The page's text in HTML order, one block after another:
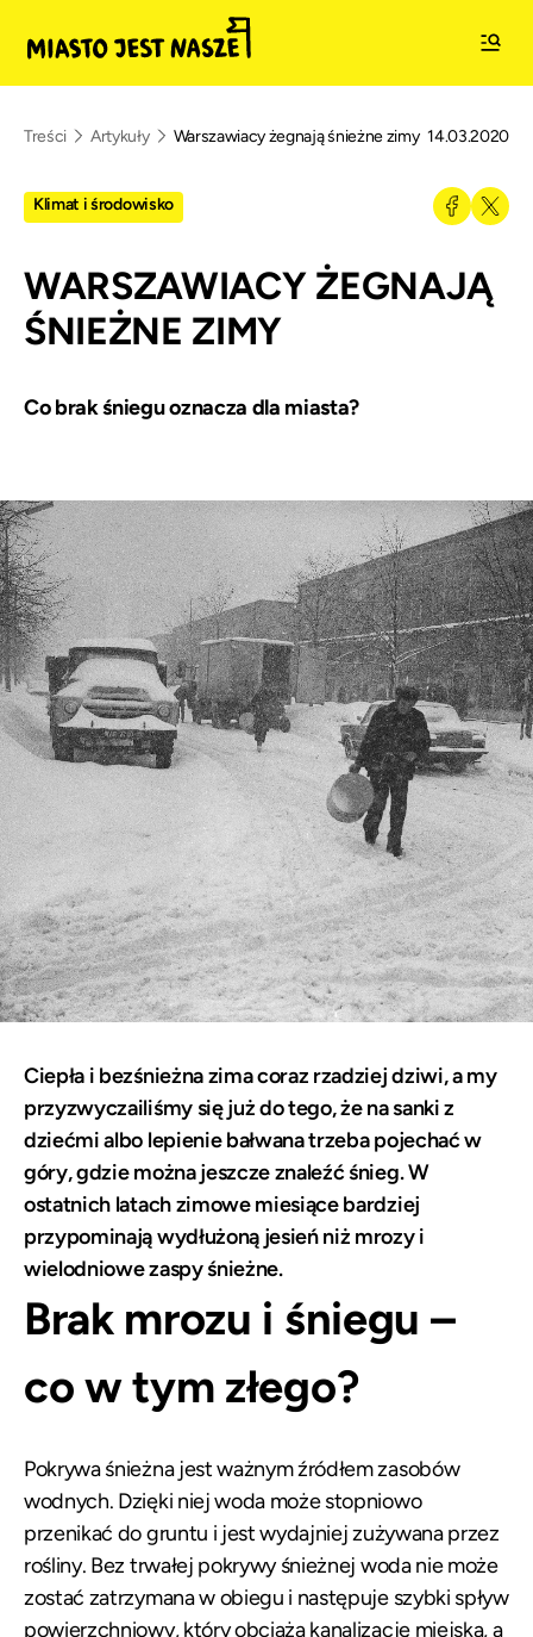
Treści Artykuły Warszawiacy żegnają śnieżne zimy 14.03.2020
Klimat i środowisko
WARSZAWIACY ŻEGNAJĄ
ŚNIEŻNE ZIMY
Co brak śniegu oznacza dla miasta?
Ciepła i bezśnieżna zima coraz rzadziej dziwi, a my
przyzwyczailiśmy się już do tego, że na sanki z
dziećmi albo lepienie bałwana trzeba pojechać w
góry, gdzie można jeszcze znaleźć śnieg. W
ostatnich latach zimowe miesiące bardziej
przypominają wydłużoną jesień niż mrozy i
wielodniowe zaspy śnieżne.
Brak mrozu i śniegu –
co w tym złego?
Pokrywa śnieżna jest ważnym źródłem zasobów
wodnych. Dzięki niej woda może stopniowo
przenikać do gruntu i jest wydajniej zużywana przez
rośliny. Bez trwałej pokrywy śnieżnej woda nie może
zostać zatrzymana w obiegu i następuje szybki spływ
powierzchniowy, który obciąża kanalizację miejską, a